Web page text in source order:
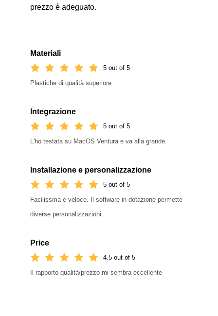
prezzo è adeguato.
Materiali
5 out of 5
Plastiche di qualità superiore
Integrazione
5 out of 5
L'ho testata su MacOS Ventura e va alla grande.
Installazione e personalizzazione
5 out of 5
Facilissma e veloce. Il software in dotazione permette
diverse personalizzazioni.
Price
4.5 out of 5
Il rapporto qualità/prezzo mi sembra eccellente